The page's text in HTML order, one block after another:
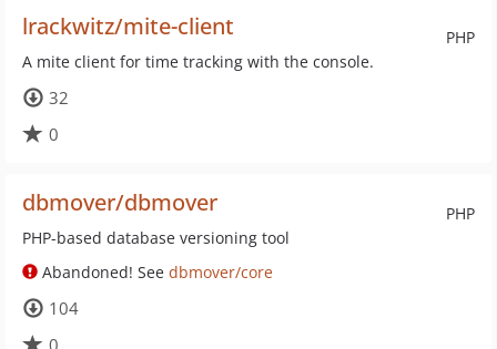
PHP
lrackwitz/mite-client
A mite client for time tracking with the console.
32
0
PHP
dbmover/dbmover
PHP-based database versioning tool
Abandoned! See dbmover/core
104
0